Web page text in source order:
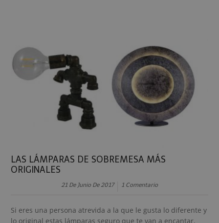
LAS LÁMPARAS DE SOBREMESA MÁS
ORIGINALES
21 De Junio De 2017 1 Comentario
Si eres una persona atrevida a la que le gusta lo diferente y
lo original estas lámparas seguro que te van a encantar.